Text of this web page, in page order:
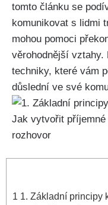
tomto článku se
komunikovat s lidmi
mohou pomoci
věrohodnější vztahy.
techniky, které vám
důslední ve své
1 1. Základní principy